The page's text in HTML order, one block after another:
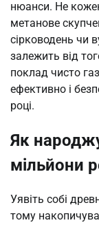
нюанси. Не
метанове
сірководень чи
залежить від
поклад чисто
ефективно і
році.
Як
мільйони
Уявіть собі
тому